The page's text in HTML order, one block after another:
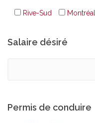
Rive-Sud Montréal
Salaire désiré
Permis de conduire